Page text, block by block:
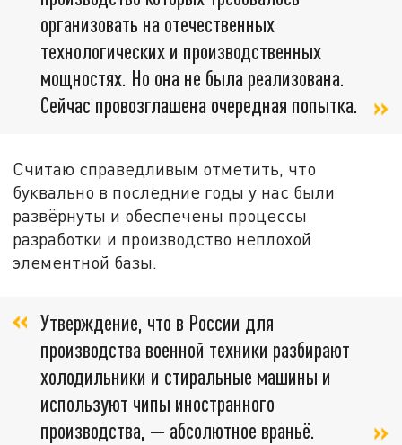
организовать на отечественных
технологических и производственных
мощностях. Но она не была реализована.
Сейчас провозглашена очередная попытка.
Считаю справедливым отметить, что
буквально в последние годы у нас были
развёрнуты и обеспечены процессы
разработки и производство неплохой
элементной базы.
Утверждение, что в России для
производства военной техники разбирают
холодильники и стиральные машины и
используют чипы иностранного
производства, — абсолютное враньё.